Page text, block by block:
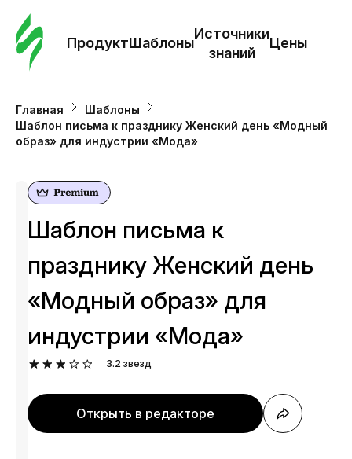
ПродуктШаблоны
Источники
знаний
Цены
Главная
Шаблоны
Шаблон письма к празднику Женский день «Модный
образ» для индустрии «Мода»
Шаблон письма к
празднику Женский день
«Модный образ» для
индустрии «Мода»
3.2 звезд
Открыть в редакторе